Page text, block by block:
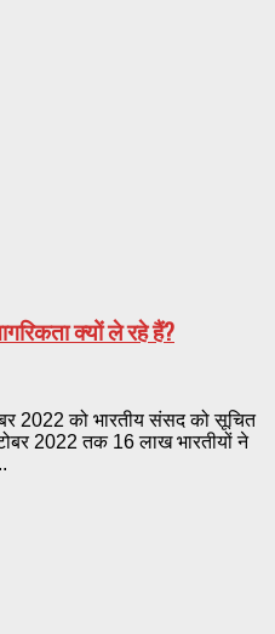
क्यों ले रहे हैं?
2022 को भारतीय संसद को सूचित
2022 तक 16 लाख भारतीयों ने